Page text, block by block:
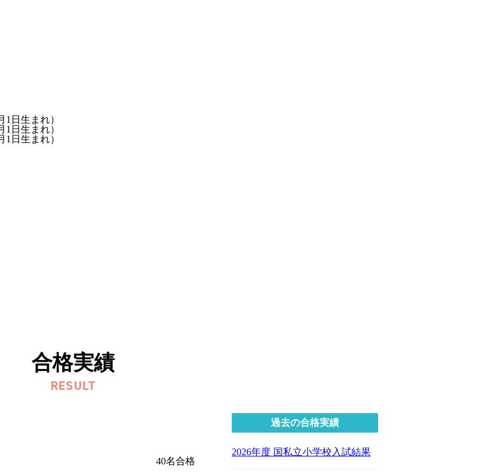
日生まれ）
日生まれ）
日生まれ）
合格実績
RESULT
40名合格
過去の合格実績
2026年度 国私立小学校入試結果